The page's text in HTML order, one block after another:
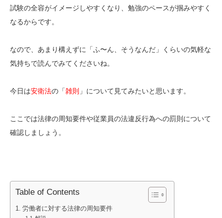
試験の全容がイメージしやすくなり、勉強のペースが掴みやすく
なるからです。
なので、あまり構えずに「ふ〜ん、そうなんだ」くらいの気軽な
気持ちで読んでみてくださいね。
今日は安衛法の「雑則 」について見てみたいと思います。
ここでは法律の周知要件や従業員の法違反行為への罰則について
確認しましょう。
Table of Contents
労働者に対する法律の周知要件